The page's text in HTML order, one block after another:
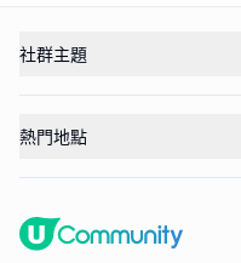
社群主題
熱門地點